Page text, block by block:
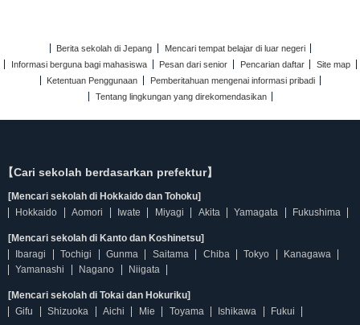
Berita sekolah di Jepang
Mencari tempat belajar di luar negeri
Informasi berguna bagi mahasiswa
Pesan dari senior Pencarian daftar
Site map
Ketentuan Penggunaan
Pemberitahuan mengenai informasi pribadi
Tentang lingkungan yang direkomendasikan
【Cari sekolah berdasarkan prefektur】
[Mencari sekolah di Hokkaido dan Tohoku]
Hokkaido
Aomori Iwate Miyagi Akita Yamagata Fukushima
[Mencari sekolah di Kanto dan Koshinetsu]
Ibaragi
Tochigi Gunma Saitama Chiba Tokyo
Kanagawa
Yamanashi
Nagano Niigata
[Mencari sekolah di Tokai dan Hokuriku]
Gifu
Shizuoka Aichi Mie Toyama Ishikawa Fukui